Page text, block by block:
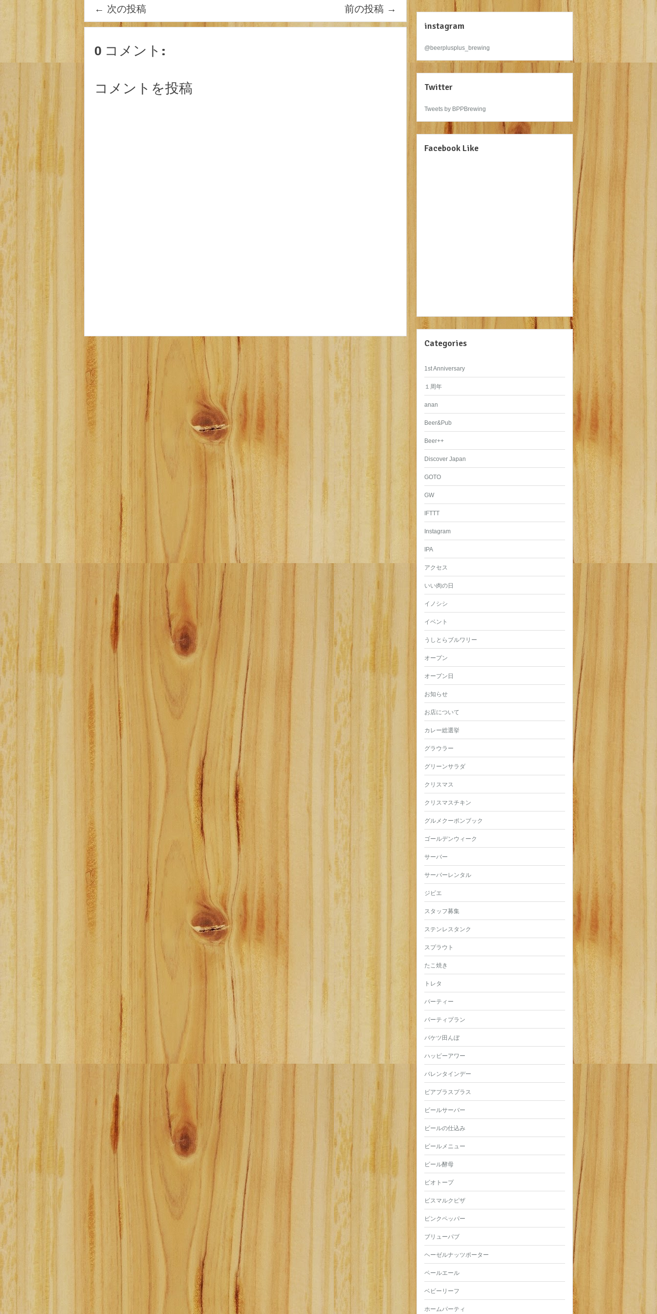
← 次の投稿 前の投稿 →
0 コメント:
コメントを投稿
instagram
@beerplusplus_brewing
Twitter
Tweets by BPPBrewing
Facebook Like
Categories
1st Anniversary
１周年
anan
Beer&Pub
Beer++
Discover Japan
GOTO
GW
IFTTT
Instagram
IPA
アクセス
いい肉の日
イノシシ
イベント
うしとらブルワリー
オープン
オープン日
お知らせ
お店について
カレー総選挙
グラウラー
グリーンサラダ
クリスマス
クリスマスチキン
グルメクーポンブック
ゴールデンウィーク
サーバー
サーバーレンタル
ジビエ
スタッフ募集
ステンレスタンク
スプラウト
たこ焼き
トレタ
パーティー
パーティプラン
バケツ田んぼ
ハッピーアワー
バレンタインデー
ビアプラスプラス
ビールサーバー
ビールの仕込み
ビールメニュー
ビール酵母
ビオトープ
ビスマルクピザ
ピンクペッパー
ブリューパブ
ヘーゼルナッツポーター
ペールエール
ベビーリーフ
ホームパーティ